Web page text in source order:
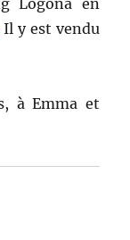
Logona en
Il y est vendu
à Emma et